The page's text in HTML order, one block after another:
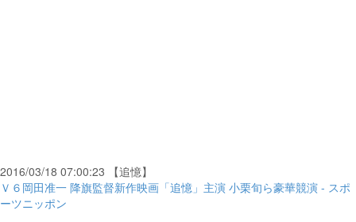
2016/03/18 07:00:23 【追憶】
Ｖ６岡田准一 降旗監督新作映画「追憶」主演 小栗旬ら豪華競演 - スポ
ーツニッポン